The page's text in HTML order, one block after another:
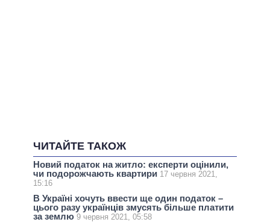
ЧИТАЙТЕ ТАКОЖ
Новий податок на житло: експерти оцінили,
чи подорожчають квартири 17 червня 2021,
15:16
В Україні хочуть ввести ще один податок –
цього разу українців змусять більше платити
за землю 9 червня 2021, 05:58